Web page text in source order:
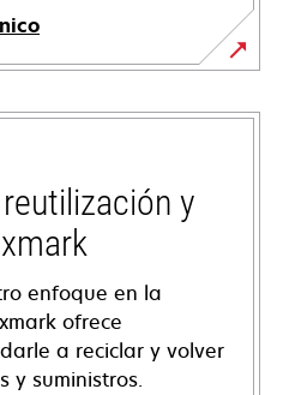
y
enfoque en la
ofrece
a reciclar y volver
y suministros.